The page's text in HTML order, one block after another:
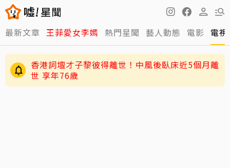
最新文章 王菲愛女李嫣 熱門星聞 藝人動態 電影 電視
香港詞壇才子黎彼得離世！中風後臥床近5個月離
世 享年76歲